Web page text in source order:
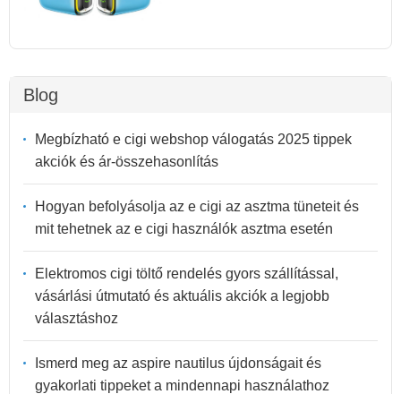
Blog
Megbízható e cigi webshop válogatás 2025 tippek
akciók és ár-összehasonlítás
Hogyan befolyásolja az e cigi az asztma tüneteit és
mit tehetnek az e cigi használók asztma esetén
Elektromos cigi töltő rendelés gyors szállítással,
vásárlási útmutató és aktuális akciók a legjobb
választáshoz
Ismerd meg az aspire nautilus újdonságait és
gyakorlati tippeket a mindennapi használathoz